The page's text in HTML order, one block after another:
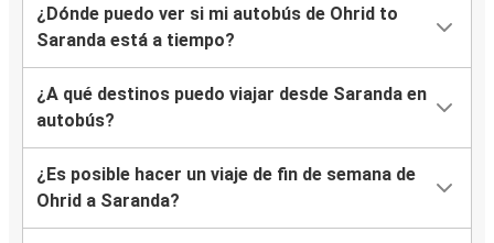
¿Dónde puedo ver si mi autobús de Ohrid to
Saranda está a tiempo?
¿A qué destinos puedo viajar desde Saranda en
autobús?
¿Es posible hacer un viaje de fin de semana de
Ohrid a Saranda?